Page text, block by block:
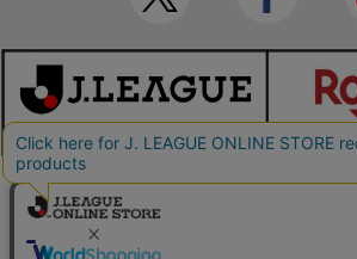
本サイトで使用している文章・画像等の無断での複製
© JAPAN PROFESSIONAL FOOTBALL LEAGUE Rakuten